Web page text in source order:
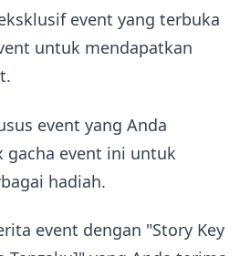
event yang terbuka
untuk mendapatkan
event yang Anda
gacha event ini untuk
hadiah.
event dengan "Story Key